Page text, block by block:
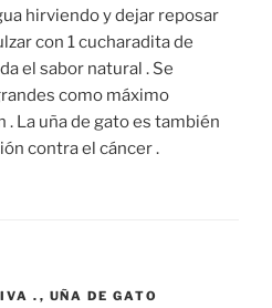
hirviendo y dejar reposar
con 1 cucharadita de
el sabor natural . Se
como máximo
La uña de gato es también
contra el cáncer .
. , UÑA DE GATO